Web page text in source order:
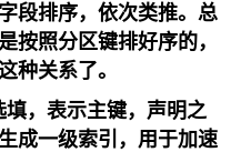
段排序，依次类推。总
按照分区键排好序的，
种关系了。
，表示主键，声明之
成一级索引，用于加速